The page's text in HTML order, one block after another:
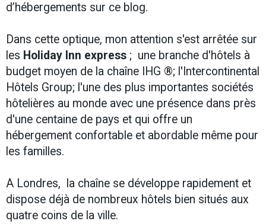
d’hébergements sur ce blog.
Dans cette optique, mon attention s'est arrêtée sur
les Holiday Inn express ; une branche d'hôtels à
budget moyen de la chaîne IHG ®; l'Intercontinental
Hôtels Group; l'une des plus importantes sociétés
hôtelières au monde avec une présence dans près
d'une centaine de pays et qui offre un
hébergement confortable et abordable même pour
les familles.
A Londres, la chaîne se développe rapidement et
dispose déjà de nombreux hôtels bien situés aux
quatre coins de la ville.